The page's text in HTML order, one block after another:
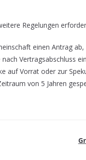
Rege­lun­gen
einen Antrag
Ver­trags­ab­schluss
auf Vor­rat oder zur
von 5 Jah­ren